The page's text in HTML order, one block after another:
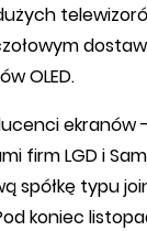
OLED.
ekranów
firm LGD i
spółkę typu
koniec